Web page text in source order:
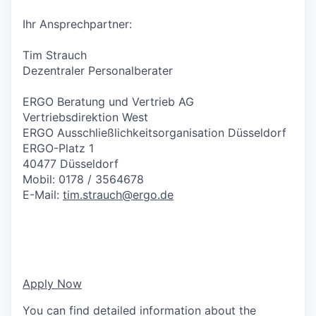
Ihr Ansprechpartner:
Tim Strauch
Dezentraler Personalberater
ERGO Beratung und Vertrieb AG
Vertriebsdirektion West
ERGO Ausschließlichkeitsorganisation Düsseldorf
ERGO-Platz 1
40477 Düsseldorf
Mobil: 0178 / 3564678
E-Mail: tim.strauch@ergo.de
Apply Now
You can find detailed information about the